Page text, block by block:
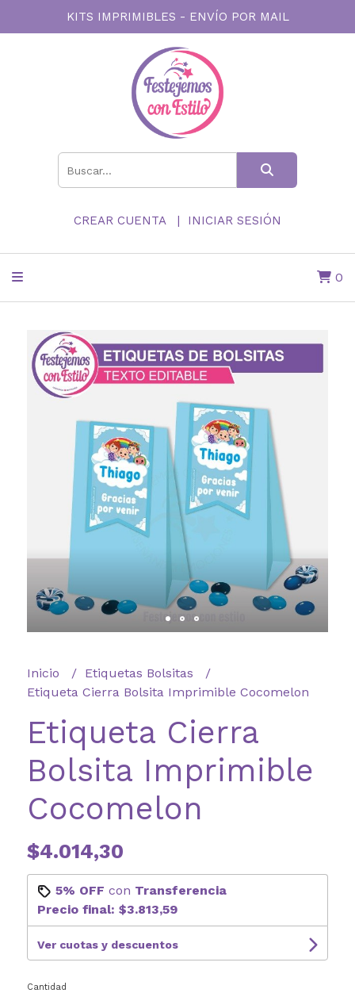
KITS IMPRIMIBLES - ENVÍO POR MAIL
CREAR CUENTA INICIAR SESIÓN
0
Inicio
Etiquetas Bolsitas
Etiqueta Cierra Bolsita Imprimible Cocomelon
Etiqueta Cierra
Bolsita Imprimible
Cocomelon
$4.014,30
5% OFF con Transferencia
Precio final: $3.813,59
Ver cuotas y descuentos
Cantidad